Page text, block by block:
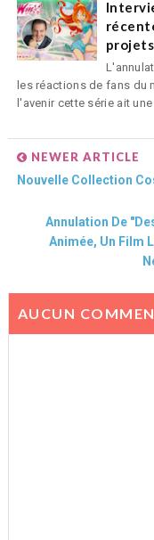
les réactions de fans du
l'avenir cette série ait une
NEWER ARTICLE
Nouvelle Collection
Annulation De
Animée, Un Film
AUCUN